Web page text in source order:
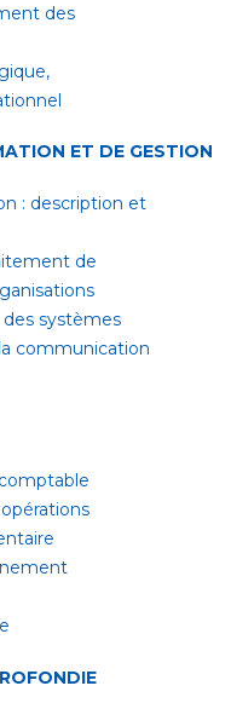
des
ET DE GESTION
: description et
de
systèmes
communication